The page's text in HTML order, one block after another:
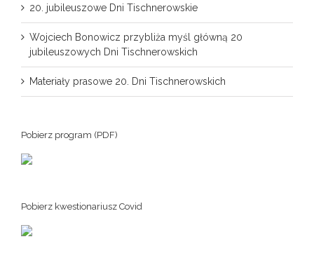
20. jubileuszowe Dni Tischnerowskie
Wojciech Bonowicz przybliża myśl główną 20
jubileuszowych Dni Tischnerowskich
Materiały prasowe 20. Dni Tischnerowskich
Pobierz program (PDF)
Pobierz kwestionariusz Covid